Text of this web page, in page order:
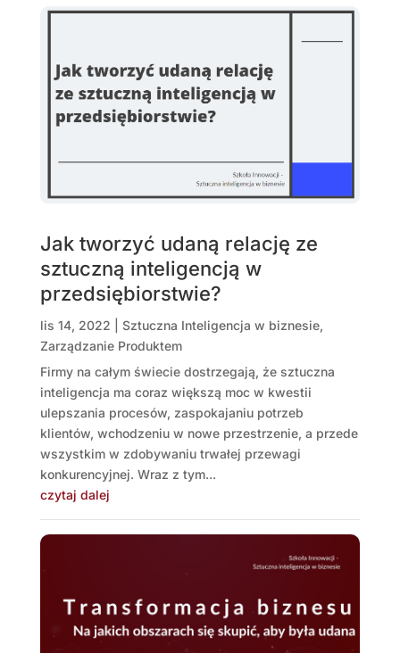
Jak tworzyć udaną relację ze
sztuczną inteligencją w
przedsiębiorstwie?
lis 14, 2022 Sztuczna Inteligencja w biznesie,
Zarządzanie Produktem
Firmy na całym świecie dostrzegają, że sztuczna
inteligencja ma coraz większą moc w kwestii
ulepszania procesów, zaspokajaniu potrzeb
klientów, wchodzeniu w nowe przestrzenie, a przede
wszystkim w zdobywaniu trwałej przewagi
konkurencyjnej. Wraz z tym...
czytaj dalej